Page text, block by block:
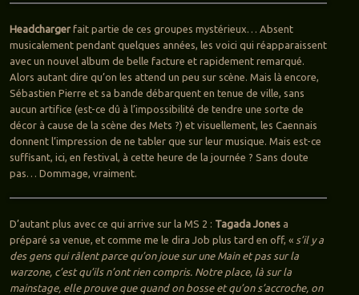
Headchargerfait partie de ces groupes mystérieux… Absent
musicalement pendant quelques années, les voici qui réapparaissent
avec un nouvel album de belle facture et rapidement remarqué.
Alors autant dire qu’on les attend un peu sur scène. Mais là encore,
Sébastien Pierre et sa bande débarquent en tenue de ville, sans
aucun artifice (est-ce dû à l’impossibilité de tendre une sorte de
décor à cause de la scène des Mets ?) et visuellement, les Caennais
donnent l’impression de ne tabler que sur leur musique. Mais est-ce
suffisant, ici, en festival, à cette heure de la journée ? Sans doute
pas… Dommage, vraiment.
D’autant plus avec ce qui arrive sur la MS 2 : Tagada Jonesa
préparé sa venue, et comme me le dira Job plus tard en off, « s’il y a
des gens qui râlent parce qu’on joue sur une Main et pas sur la
warzone, c’est qu’ils n’ont rien compris. Notre place, là sur la
mainstage, elle prouve que quand on bosse et qu’on s’accroche, on